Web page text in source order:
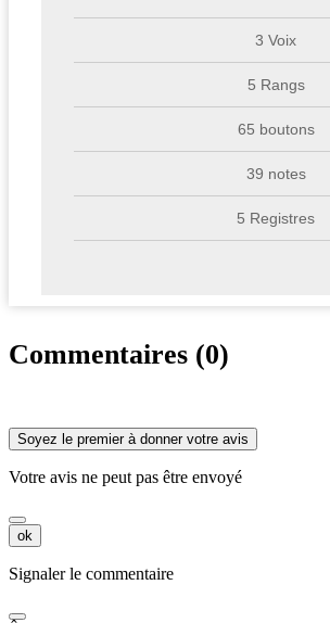
3 Voix
5 Rangs
65 boutons
39 notes
5 Registres
Commentaires (0)
Soyez le premier à donner votre avis
Votre avis ne peut pas être envoyé
ok
Signaler le commentaire